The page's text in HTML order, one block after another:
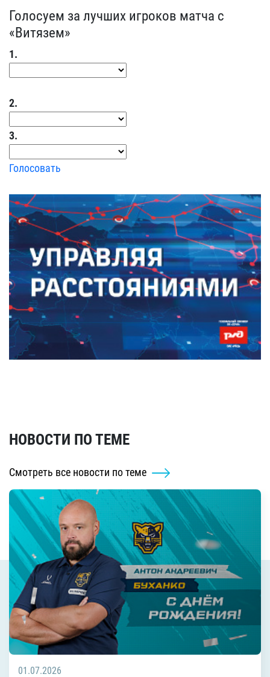
Голосуем за лучших игроков матча с
«Витязем»
1.
2.
3.
Голосовать
НОВОСТИ ПО ТЕМЕ
Смотреть все новости по теме
01.07.2026